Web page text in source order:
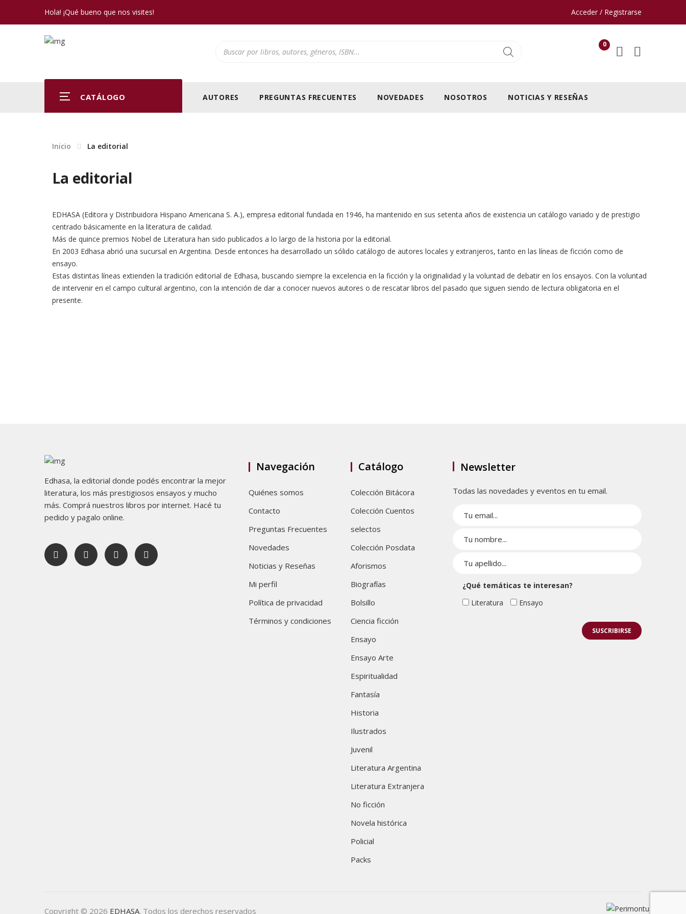
Hola! ¡Qué bueno que nos visites! Acceder / Registrarse
0
CATÁLOGO AUTORES PREGUNTAS FRECUENTES NOVEDADES NOSOTROS NOTICIAS Y RESEÑAS
Inicio La editorial
La editorial
EDHASA (Editora y Distribuidora Hispano Americana S. A.), empresa editorial fundada en 1946, ha mantenido en sus setenta años de existencia un catálogo variado y de prestigio
centrado básicamente en la literatura de calidad.
Más de quince premios Nobel de Literatura han sido publicados a lo largo de la historia por la editorial.
En 2003 Edhasa abrió una sucursal en Argentina. Desde entonces ha desarrollado un sólido catálogo de autores locales y extranjeros, tanto en las líneas de ficción como de
ensayo.
Estas distintas líneas extienden la tradición editorial de Edhasa, buscando siempre la excelencia en la ficción y la originalidad y la voluntad de debatir en los ensayos. Con la voluntad
de intervenir en el campo cultural argentino, con la intención de dar a conocer nuevos autores o de rescatar libros del pasado que siguen siendo de lectura obligatoria en el
presente.
Edhasa, la editorial donde podés encontrar la mejor
literatura, los más prestigiosos ensayos y mucho
más. Comprá nuestros libros por internet. Hacé tu
pedido y pagalo online.
Navegación
Quiénes somos
Contacto
Preguntas Frecuentes
Novedades
Noticias y Reseñas
Mi perfil
Política de privacidad
Términos y condiciones
Catálogo
Colección Bitácora
Colección Cuentos
selectos
Colección Posdata
Aforismos
Biografías
Bolsillo
Ciencia ficción
Ensayo
Ensayo Arte
Espiritualidad
Fantasía
Historia
Ilustrados
Juvenil
Literatura Argentina
Literatura Extranjera
No ficción
Novela histórica
Policial
Packs
Newsletter
Todas las novedades y eventos en tu email.
¿Qué temáticas te interesan?
Literatura
Ensayo
Copyright © 2026 EDHASA. Todos los derechos reservados